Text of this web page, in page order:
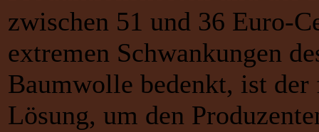
zwischen 51 und 36 Euro-
extremen Schwankungen
Baumwolle bedenkt, ist
Lösung, um den